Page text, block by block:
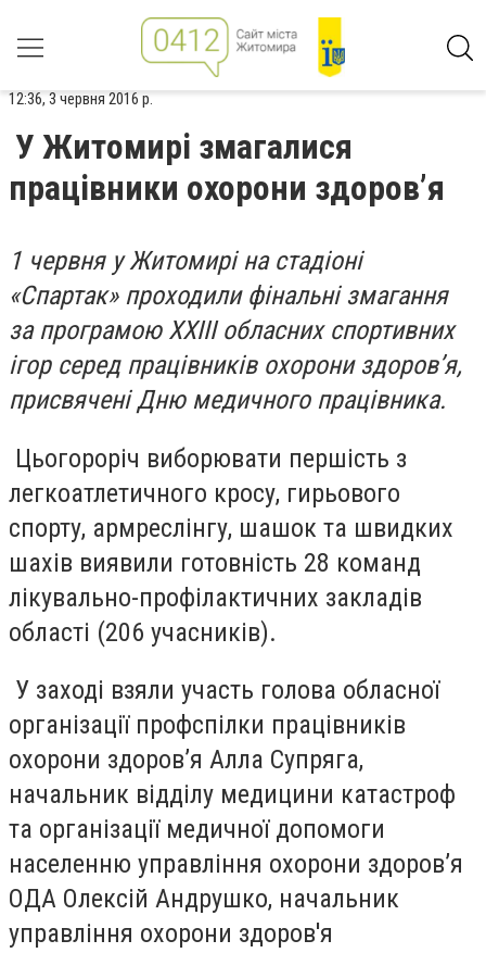
12:36, 3 червня 2016 р.
У Житомирі змагалися
працівники охорони здоров’я
1 червня у Житомирі на стадіоні
«Спартак» проходили фінальні змагання
за програмою ХХІІІ обласних спортивних
ігор серед працівників охорони здоров’я,
присвячені Дню медичного працівника.
Цьогороріч виборювати першість з
легкоатлетичного кросу, гирьового
спорту, армреслінгу, шашок та швидких
шахів виявили готовність 28 команд
лікувально-профілактичних закладів
області (206 учасників).
У заході взяли участь голова обласної
організації профспілки працівників
охорони здоров’я Алла Супряга,
начальник відділу медицини катастроф
та організації медичної допомоги
населенню управління охорони здоров’я
ОДА Олексій Андрушко, начальник
управління охорони здоров'я